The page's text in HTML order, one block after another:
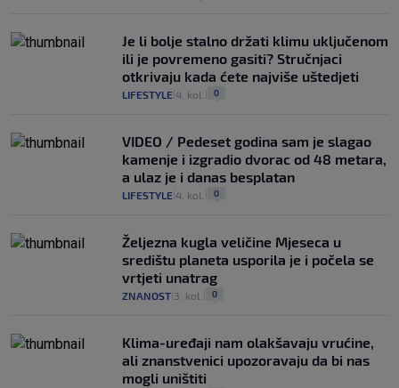
Je li bolje stalno držati klimu uključenom
ili je povremeno gasiti? Stručnjaci
otkrivaju kada ćete najviše uštedjeti
LIFESTYLE 4. kol. 0
VIDEO / Pedeset godina sam je slagao
kamenje i izgradio dvorac od 48 metara,
a ulaz je i danas besplatan
LIFESTYLE 4. kol. 0
Željezna kugla veličine Mjeseca u
središtu planeta usporila je i počela se
vrtjeti unatrag
ZNANOST 3. kol. 0
Klima-uređaji nam olakšavaju vrućine,
ali znanstvenici upozoravaju da bi nas
mogli uništiti